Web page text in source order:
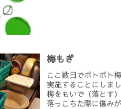
梅もぎ
ここ数日でボトボト
実施することにしま
梅をもいで（落とす
落っこちた際に傷み